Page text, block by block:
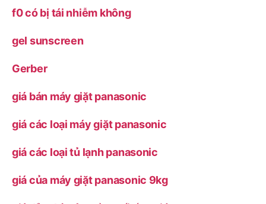
f0 có bị tái nhiễm không
gel sunscreen
Gerber
giá bán máy giặt panasonic
giá các loại máy giặt panasonic
giá các loại tủ lạnh panasonic
giá của máy giặt panasonic 9kg